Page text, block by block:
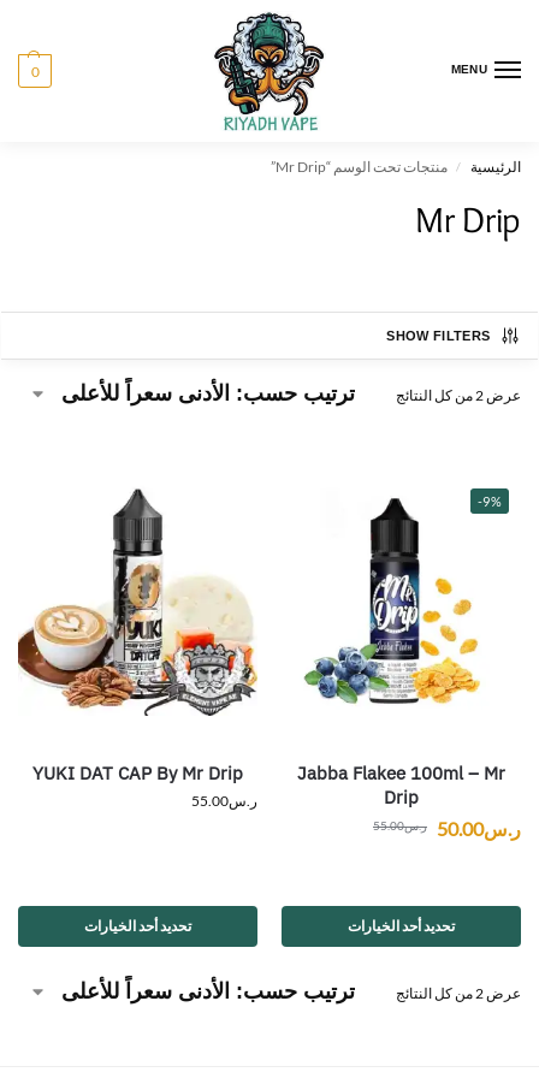
MENU
0
الرئيسية / منتجات تحت الوسم “Mr Drip”
Mr Drip
SHOW FILTERS
عرض ⁦2⁩ من كل النتائج
-9%
Jabba Flakee 100ml – Mr
Drip
ر.س55.00 ر.س50.00
تحديد أحد الخيارات
YUKI DAT CAP By Mr Drip
ر.س55.00
تحديد أحد الخيارات
عرض ⁦2⁩ من كل النتائج